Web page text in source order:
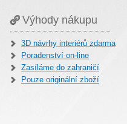
Výhody nákupu
3D návrhy interiérů zdarma
Poradenství on-line
Zasíláme do zahraničí
Pouze originální zboží